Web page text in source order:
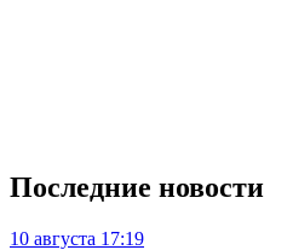
Последние новости
10 августа 17:19